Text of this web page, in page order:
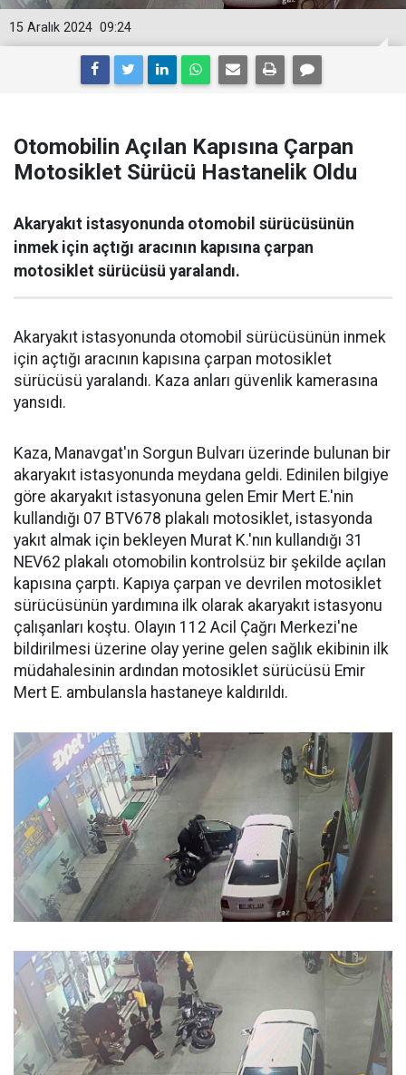
09:24
15 Aralık 2024
Otomobilin Açılan Kapısına Çarpan
Motosiklet Sürücü Hastanelik Oldu
Akaryakıt istasyonunda otomobil sürücüsünün
inmek için açtığı aracının kapısına çarpan
motosiklet sürücüsü yaralandı.
Akaryakıt istasyonunda otomobil sürücüsünün inmek
için açtığı aracının kapısına çarpan motosiklet
sürücüsü yaralandı. Kaza anları güvenlik kamerasına
yansıdı.
Kaza, Manavgat'ın Sorgun Bulvarı üzerinde bulunan bir
akaryakıt istasyonunda meydana geldi. Edinilen bilgiye
göre akaryakıt istasyonuna gelen Emir Mert E.'nin
kullandığı 07 BTV678 plakalı motosiklet, istasyonda
yakıt almak için bekleyen Murat K.'nın kullandığı 31
NEV62 plakalı otomobilin kontrolsüz bir şekilde açılan
kapısına çarptı. Kapıya çarpan ve devrilen motosiklet
sürücüsünün yardımına ilk olarak akaryakıt istasyonu
çalışanları koştu. Olayın 112 Acil Çağrı Merkezi'ne
bildirilmesi üzerine olay yerine gelen sağlık ekibinin ilk
müdahalesinin ardından motosiklet sürücüsü Emir
Mert E. ambulansla hastaneye kaldırıldı.